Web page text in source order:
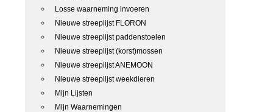
Losse waarneming invoeren
Nieuwe streeplijst FLORON
Nieuwe streeplijst paddenstoelen
Nieuwe streeplijst (korst)mossen
Nieuwe streeplijst ANEMOON
Nieuwe streeplijst weekdieren
Mijn Lijsten
Mijn Waarnemingen